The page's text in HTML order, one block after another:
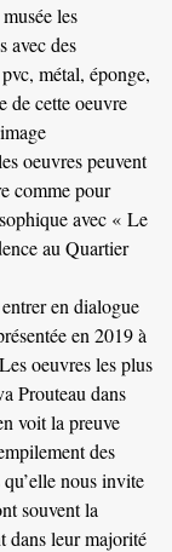
les
avec des
métal, éponge,
cette oeuvre
oeuvres peuvent
comme pour
avec « Le
au Quartier
en dialogue
en 2019 à
oeuvres les plus
Prouteau dans
voit la preuve
des
nous invite
souvent la
dans leur majorité